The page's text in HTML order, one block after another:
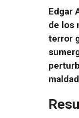
Edgar
de los
terror